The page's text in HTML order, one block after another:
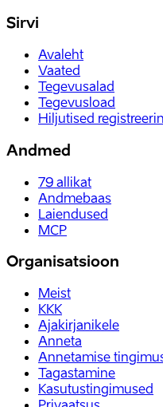
Sirvi
Avaleht
Vaated
Tegevusalad
Tegevusload
Hiljutised
Andmed
79 allikat
Andmebaas
Laiendused
MCP
Organisatsioon
Meist
KKK
Ajakirjanikele
Anneta
Annetamise
Tagastamine
Kasutustingimused